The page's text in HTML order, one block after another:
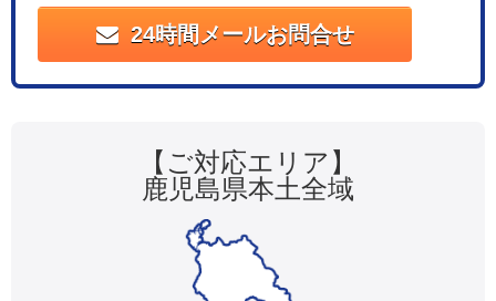
24時間メールお問合せ
【ご対応エリア】
鹿児島県本土全域